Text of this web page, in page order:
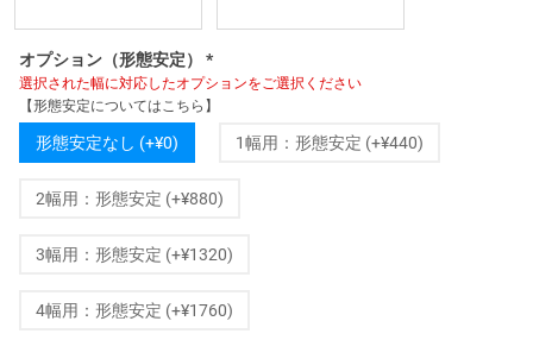
オプション（形態安定） *
選択された幅に対応したオプションをご選択ください
【形態安定についてはこちら】
形態安定なし (+¥0) 1幅用：形態安定 (+¥440)
2幅用：形態安定 (+¥880)
3幅用：形態安定 (+¥1320)
4幅用：形態安定 (+¥1760)